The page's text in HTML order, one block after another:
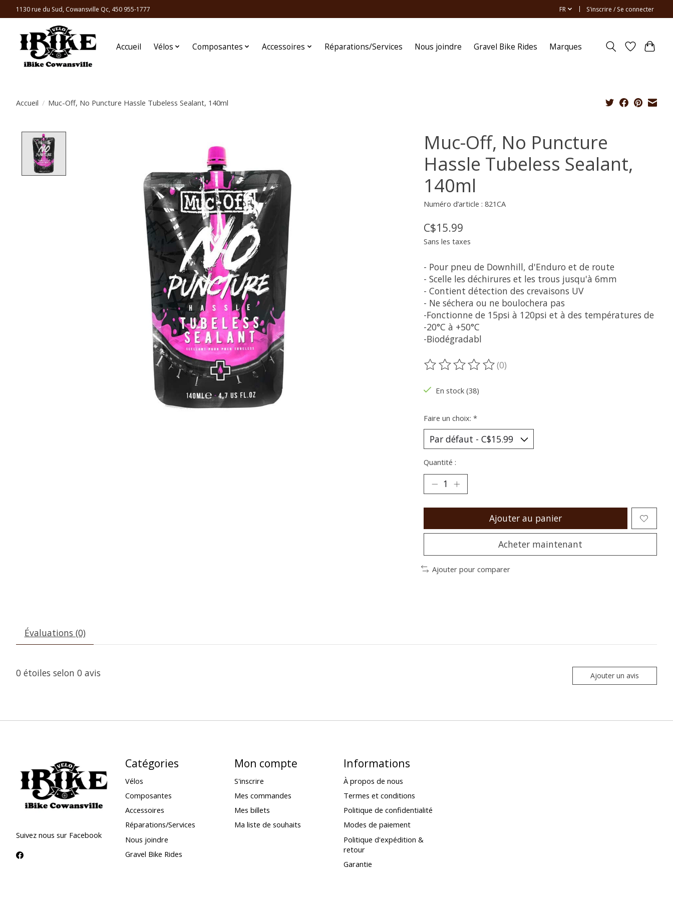
1130 rue du Sud, Cowansville Qc, 450 955-1777 FR S’inscrire / Se connecter
Accueil Vélos Composantes Accessoires Réparations/Services Nous joindre Gravel Bike Rides Marques
Accueil / Muc-Off, No Puncture Hassle Tubeless Sealant, 140ml
Muc-Off, No Puncture
Hassle Tubeless Sealant,
140ml
Numéro d’article : 821CA
C$15.99
Sans les taxes
- Pour pneu de Downhill, d'Enduro et de route
- Scelle les déchirures et les trous jusqu'à 6mm
- Contient détection des crevaisons UV
- Ne séchera ou ne boulochera pas
-Fonctionne de 15psi à 120psi et à des températures de
-20°C à +50°C
-Biodégradabl
Ce produit est évalué à
(0)
En stock (38)
Faire un choix: *
Quantité :
Ajouter au panier
Acheter maintenant
Ajouter pour comparer
Évaluations (0)
0 étoiles selon 0 avis Ajouter un avis
Suivez nous sur Facebook
Catégories
Vélos
Composantes
Accessoires
Réparations/Services
Nous joindre
Gravel Bike Rides
Mon compte
S'inscrire
Mes commandes
Mes billets
Ma liste de souhaits
Informations
À propos de nous
Termes et conditions
Politique de confidentialité
Modes de paiement
Politique d'expédition &
retour
Garantie